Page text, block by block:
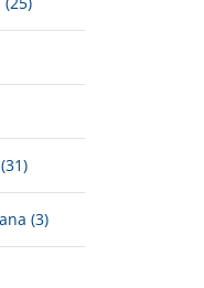
(3)